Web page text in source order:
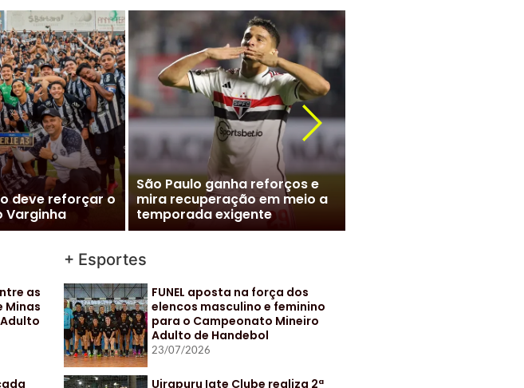
é o novo técnico
Vitor Roque chega ao Brasil e
Palmeiras monta esquema
para evitar exposição
as
Minas
+ Esportes
FUNEL aposta na força dos
elencos masculino e feminino
para o Campeonato Mineiro
Adulto de Handebol
23/07/2026
Uirapuru Iate Clube realiza 2ª